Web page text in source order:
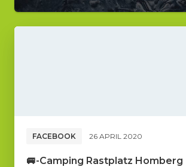
FACEBOOK 26 APRIL 2020
🚐-Camping Rastplatz Homberg